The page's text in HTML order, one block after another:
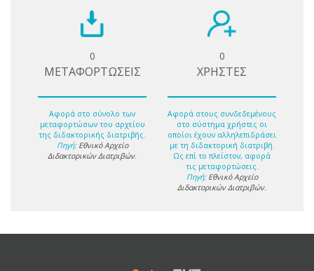
0
ΜΕΤΑΦΟΡΤΩΣΕΙΣ
Αφορά στο σύνολο των
μεταφορτώσων του αρχείου
της διδακτορικής διατριβής.
Πηγή: Εθνικό Αρχείο
Διδακτορικών Διατριβών.
0
ΧΡΗΣΤΕΣ
Αφορά στους συνδεδεμένους
στο σύστημα χρήστες οι
οποίοι έχουν αλληλεπιδράσει
με τη διδακτορική διατριβή.
Ως επί το πλείστον, αφορά
τις μεταφορτώσεις.
Πηγή: Εθνικό Αρχείο
Διδακτορικών Διατριβών.